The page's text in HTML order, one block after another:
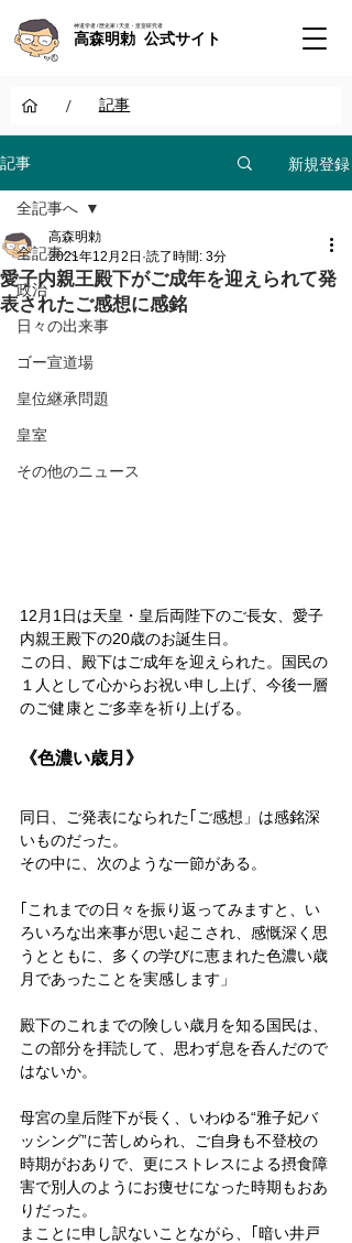
神道学者 / 歴史家 / 天皇・皇室研究者
高森明勅 公式サイト
/ 記事
記事 新規登録
全記事へ
政治
日々の出来事
ゴー宣道場
皇位継承問題
皇室
その他のニュース
全記事へ
愛子内親王殿下がご成年を迎えられて発
表されたご感想に感銘
高森明勅
2021年12月2日 読了時間: 3分
12月1日は天皇・皇后両陛下のご長女、愛子
内親王殿下の20歳のお誕生日。
この日、殿下はご成年を迎えられた。国民の
１人として心からお祝い申し上げ、今後一層
のご健康とご多幸を祈り上げる。
《色濃い歳月》
同日、ご発表になられた｢ご感想」は感銘深
いものだった。
その中に、次のような一節がある。
｢これまでの日々を振り返ってみますと、い
ろいろな出来事が思い起こされ、感慨深く思
うとともに、多くの学びに恵まれた色濃い歳
月であったことを実感します」
殿下のこれまでの険しい歳月を知る国民は、
この部分を拝読して、思わず息を呑んだので
はないか。
母宮の皇后陛下が長く、いわゆる“雅子妃バ
ッシング”に苦しめられ、ご自身も不登校の
時期がおありで、更にストレスによる摂食障
害で別人のようにお痩せになった時期もおあ
りだった。
まことに申し訳ないことながら、｢暗い井戸